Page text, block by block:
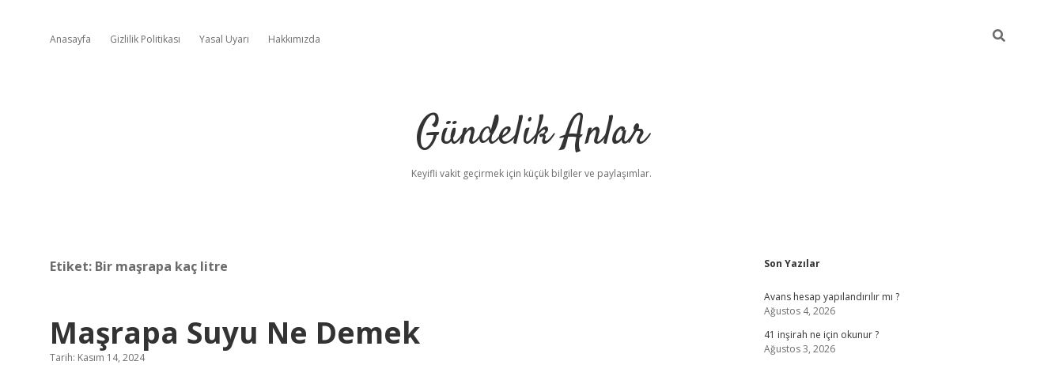
Anasayfa Gizlilik Politikası Yasal Uyarı Hakkımızda
Gündelik Anlar
Keyifli vakit geçirmek için küçük bilgiler ve paylaşımlar.
Etiket: Bir maşrapa kaç litre
Maşrapa Suyu Ne Demek
Tarih: Kasım 14, 2024
Sidebar
Son Yazılar
Avans hesap yapılandırılır mı ?
Ağustos 4, 2026
41 inşirah ne için okunur ?
Ağustos 3, 2026